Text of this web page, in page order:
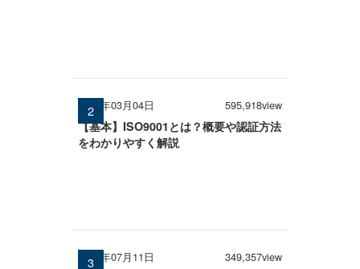
2026年03月04日 595,918view
【基本】ISO9001とは？概要や認証方法
をわかりやすく解説
2025年07月11日 349,357view